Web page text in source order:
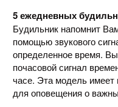
5 ежедневных
Будильник напомнит
помощью звукового
определенное время.
почасовой сигнал
часе. Эта модель имеет
для оповещения о